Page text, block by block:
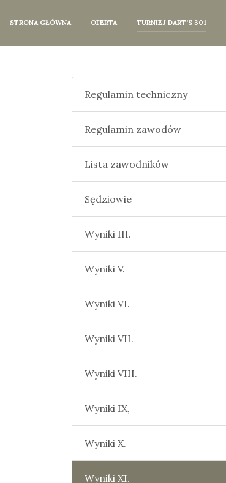
STRONA GŁÓWNA OFERTA TURNIEJ DART'S 301
Regulamin techniczny
Regulamin zawodów
Lista zawodników
Sędziowie
Wyniki III.
Wyniki V.
Wyniki VI.
Wyniki VII.
Wyniki VIII.
Wyniki IX,
Wyniki X.
Wyniki XI.